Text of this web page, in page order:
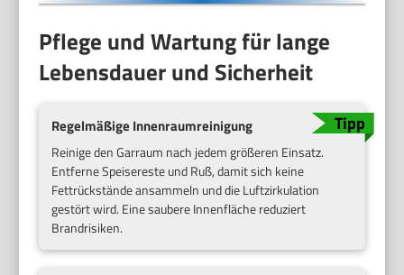
Pflege und Wartung für lange
Lebensdauer und Sicherheit
Regelmäßige Innenraumreinigung
Reinige den Garraum nach jedem größeren Einsatz.
Entferne Speisereste und Ruß, damit sich keine
Fettrückstände ansammeln und die Luftzirkulation
gestört wird. Eine saubere Innenfläche reduziert
Brandrisiken.